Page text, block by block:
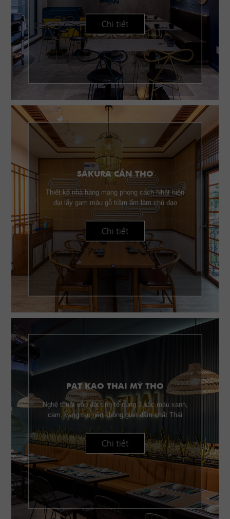
Chi tiết
SAKURA CẦN THƠ
Thiết kế nhà hàng mang phong cách Nhật hiện
đại lấy gam màu gỗ trầm ấm làm chủ đạo
Chi tiết
PAT KAO THAI MỸ THO
Nghệ thuật sắp đặt tinh tế cùng 3 sắc màu xanh,
cam, vàng tạo nên không gian đậm chất Thái
Chi tiết